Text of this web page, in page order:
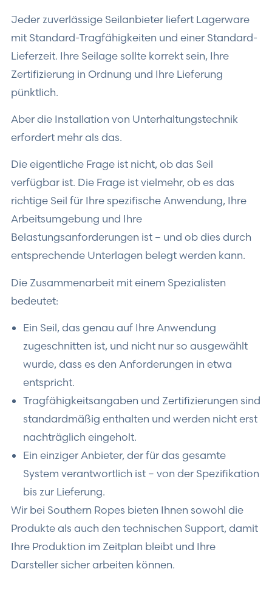
Jeder zuverlässige Seilanbieter liefert Lagerware
mit Standard-Tragfähigkeiten und einer Standard-
Lieferzeit. Ihre Seilage sollte korrekt sein, Ihre
Zertifizierung in Ordnung und Ihre Lieferung
pünktlich.
Aber die Installation von Unterhaltungstechnik
erfordert mehr als das.
Die eigentliche Frage ist nicht, ob das Seil
verfügbar ist. Die Frage ist vielmehr, ob es das
richtige Seil für Ihre spezifische Anwendung, Ihre
Arbeitsumgebung und Ihre
Belastungsanforderungen ist – und ob dies durch
entsprechende Unterlagen belegt werden kann.
Die Zusammenarbeit mit einem Spezialisten
bedeutet:
Ein Seil, das genau auf Ihre Anwendung
zugeschnitten ist, und nicht nur so ausgewählt
wurde, dass es den Anforderungen in etwa
entspricht.
Tragfähigkeitsangaben und Zertifizierungen sind
standardmäßig enthalten und werden nicht erst
nachträglich eingeholt.
Ein einziger Anbieter, der für das gesamte
System verantwortlich ist – von der Spezifikation
bis zur Lieferung.
Wir bei Southern Ropes bieten Ihnen sowohl die
Produkte als auch den technischen Support, damit
Ihre Produktion im Zeitplan bleibt und Ihre
Darsteller sicher arbeiten können.